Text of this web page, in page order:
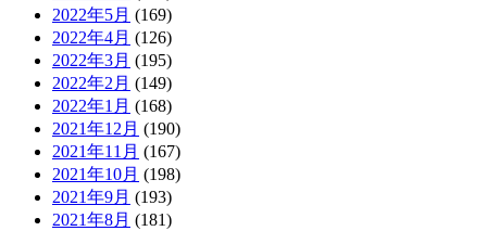
2022年5月 (169)
2022年4月 (126)
2022年3月 (195)
2022年2月 (149)
2022年1月 (168)
2021年12月 (190)
2021年11月 (167)
2021年10月 (198)
2021年9月 (193)
2021年8月 (181)